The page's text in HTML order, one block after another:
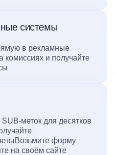
системы
в рекламные
комиссиях и получайте
меток для десятков
форму
на своём сайте